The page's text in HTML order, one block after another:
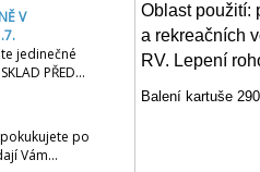
V
jedinečné
PŘED…
po
Vám…
Oblast použití:
a rekreačních
RV. Lepení
Balení kartuše